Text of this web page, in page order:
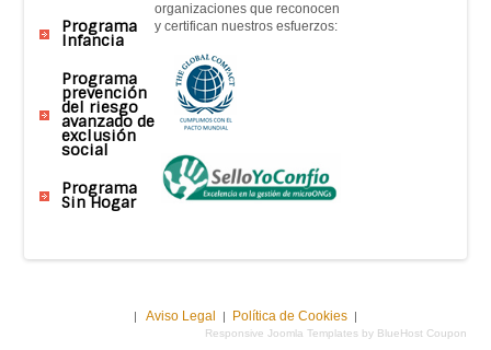
Responsive Joomla Templates by BlueHost Coupon
Programa
Infancia
Programa
prevención
del riesgo
avanzado de
exclusión
social
Programa
Sin Hogar
organizaciones que reconocen
y certifican nuestros esfuerzos:
Aviso Legal Política de Cookies